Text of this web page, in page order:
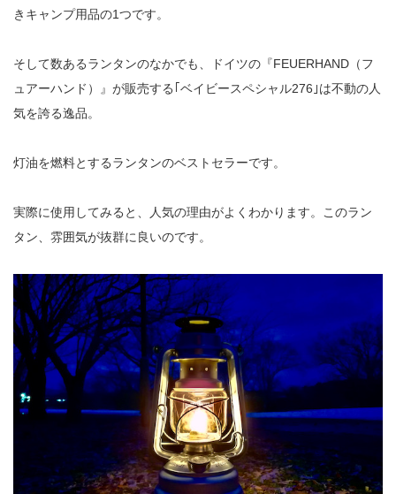
きキャンプ用品の1つです。
そして数あるランタンのなかでも、ドイツの『FEUERHAND（フ
ュアーハンド）』が販売する｢ベイビースペシャル276｣は不動の人
気を誇る逸品。
灯油を燃料とするランタンのベストセラーです。
実際に使用してみると、人気の理由がよくわかります。このラン
タン、雰囲気が抜群に良いのです。